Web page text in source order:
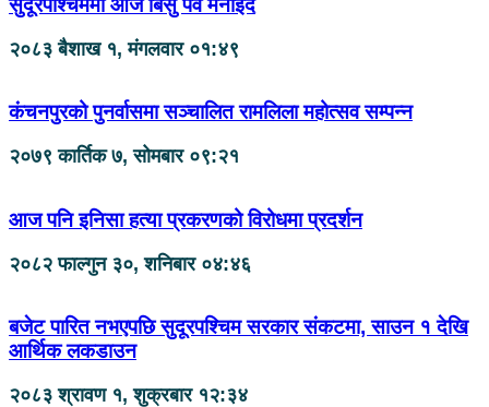
सुदूरपश्चिममा आज बिसु पर्व मनाइँदै
२०८३ बैशाख १, मंगलवार ०१:४९
कंचनपुरको पुनर्वासमा सञ्चालित रामलिला महोत्सव सम्पन्न
२०७९ कार्तिक ७, सोमबार ०९:२१
आज पनि इनिसा हत्या प्रकरणको विरोधमा प्रदर्शन
२०८२ फाल्गुन ३०, शनिबार ०४:४६
बजेट पारित नभएपछि सुदूरपश्चिम सरकार संकटमा, साउन १ देखि
आर्थिक लकडाउन
२०८३ श्रावण १, शुक्रबार १२:३४